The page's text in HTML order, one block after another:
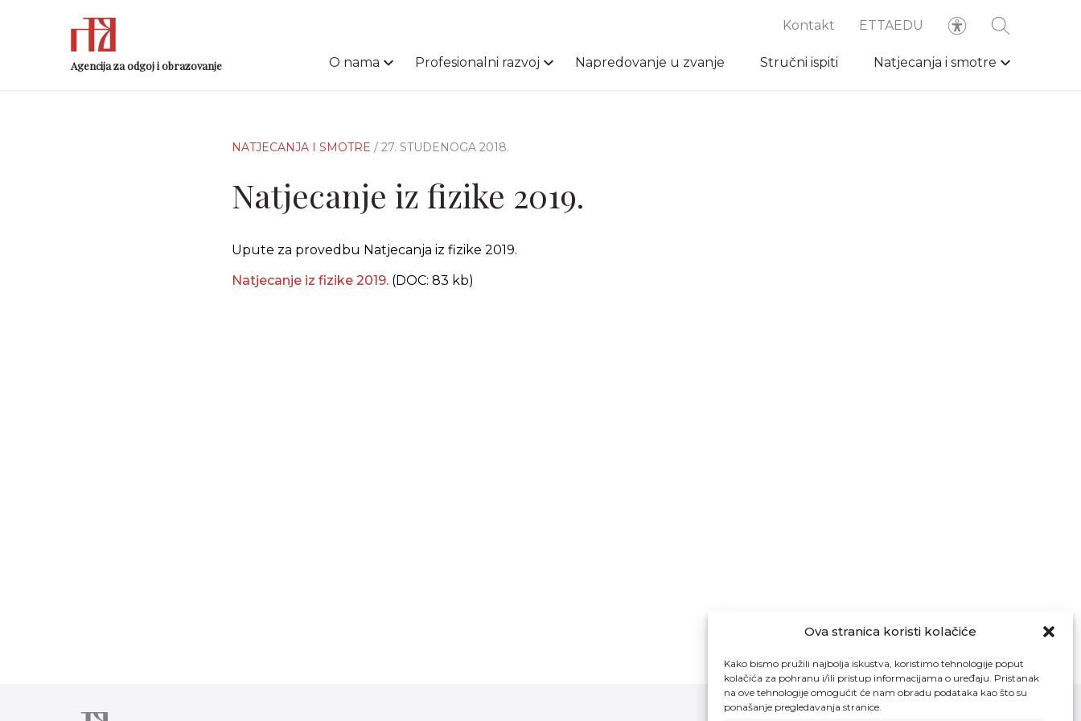
Ova stranica koristi kolačiće
Kako bismo pružili najbolja iskustva, koristimo tehnologije poput
kolačića za pohranu i/ili pristup informacijama o uređaju. Pristanak
na ove tehnologije omogućit će nam obradu podataka kao što su
ponašanje pregledavanja stranice.
Agencija za odgoj i obrazovanje
Kontakt ETTAEDU
O nama Profesionalni razvoj Napredovanje u zvanje Stručni ispiti Natjecanja i smotre
NATJECANJA I SMOTRE / 27. STUDENOGA 2018.
Natjecanje iz fizike 2019.
Upute za provedbu Natjecanja iz fizike 2019.
Natjecanje iz fizike 2019. (DOC: 83 kb)